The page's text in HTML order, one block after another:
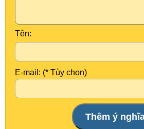
Tên:
E-mail: (* Tùy chọn)